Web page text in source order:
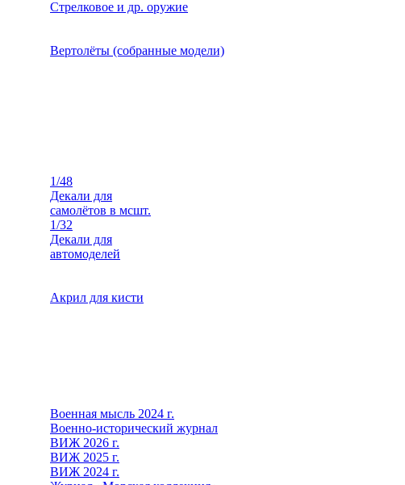
Стрелковое и др. оружие
Вертолёты (собранные модели)
1/48
Декали для
самолётов в мсшт.
1/32
Декали для
автомоделей
Акрил для кисти
Военная мысль 2024 г.
Военно-исторический журнал
ВИЖ 2026 г.
ВИЖ 2025 г.
ВИЖ 2024 г.